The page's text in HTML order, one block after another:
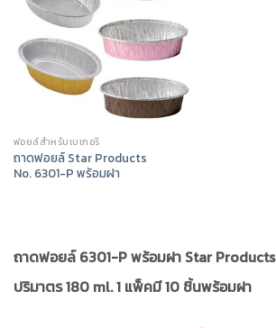
ฟอยล์สำหรับเบเกอรี่
ถาดฟอยล์ Star Products
No. 6301-P พร้อมฝา
ถาดฟอยล์ 6301-P พร้อมฝา Star Products
ปริมาตร 180 ml. 1 แพ็คมี 10 ชิ้นพร้อมฝา